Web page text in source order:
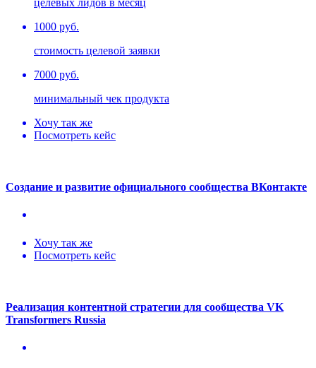
1000 руб.
стоимость целевой заявки
7000 руб.
минимальный чек продукта
Хочу так же
Посмотреть кейс
Создание и развитие официального сообщества ВКонтакте
Хочу так же
Посмотреть кейс
Реализация контентной стратегии для сообщества VK
Transformers Russia